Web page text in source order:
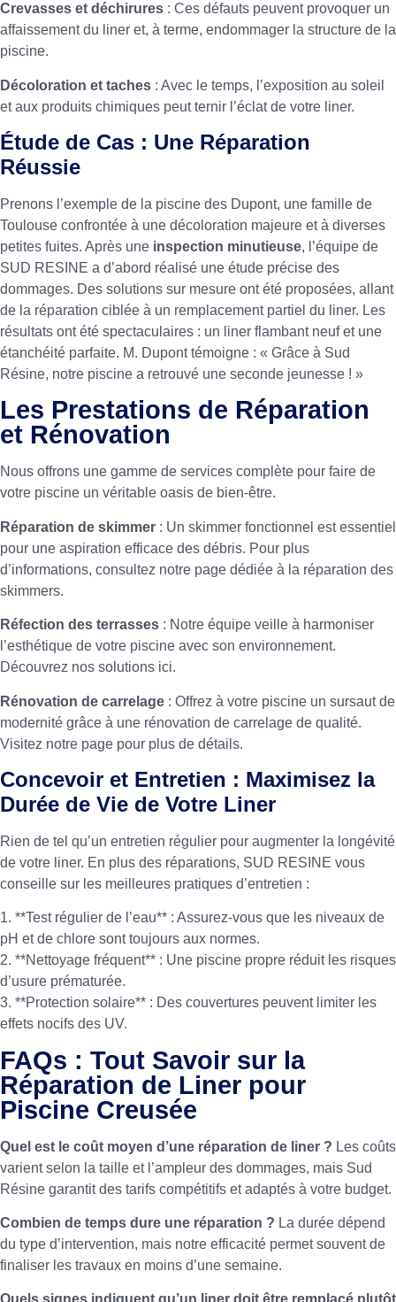
Crevasses et déchirures : Ces défauts peuvent provoquer un
affaissement du liner et, à terme, endommager la structure de la
piscine.
Décoloration et taches : Avec le temps, l’exposition au soleil
et aux produits chimiques peut ternir l’éclat de votre liner.
Étude de Cas : Une Réparation
Réussie
Prenons l’exemple de la piscine des Dupont, une famille de
Toulouse confrontée à une décoloration majeure et à diverses
petites fuites. Après une inspection minutieuse, l’équipe de
SUD RESINE a d’abord réalisé une étude précise des
dommages. Des solutions sur mesure ont été proposées, allant
de la réparation ciblée à un remplacement partiel du liner. Les
résultats ont été spectaculaires : un liner flambant neuf et une
étanchéité parfaite. M. Dupont témoigne : « Grâce à Sud
Résine, notre piscine a retrouvé une seconde jeunesse ! »
Les Prestations de Réparation
et Rénovation
Nous offrons une gamme de services complète pour faire de
votre piscine un véritable oasis de bien-être.
Réparation de skimmer : Un skimmer fonctionnel est essentiel
pour une aspiration efficace des débris. Pour plus
d’informations, consultez notre page dédiée à la réparation des
skimmers.
Réfection des terrasses : Notre équipe veille à harmoniser
l’esthétique de votre piscine avec son environnement.
Découvrez nos solutions ici.
Rénovation de carrelage : Offrez à votre piscine un sursaut de
modernité grâce à une rénovation de carrelage de qualité.
Visitez notre page pour plus de détails.
Concevoir et Entretien : Maximisez la
Durée de Vie de Votre Liner
Rien de tel qu’un entretien régulier pour augmenter la longévité
de votre liner. En plus des réparations, SUD RESINE vous
conseille sur les meilleures pratiques d’entretien :
1. **Test régulier de l’eau** : Assurez-vous que les niveaux de
pH et de chlore sont toujours aux normes.
2. **Nettoyage fréquent** : Une piscine propre réduit les risques
d’usure prématurée.
3. **Protection solaire** : Des couvertures peuvent limiter les
effets nocifs des UV.
FAQs : Tout Savoir sur la
Réparation de Liner pour
Piscine Creusée
Quel est le coût moyen d’une réparation de liner ? Les coûts
varient selon la taille et l’ampleur des dommages, mais Sud
Résine garantit des tarifs compétitifs et adaptés à votre budget.
Combien de temps dure une réparation ? La durée dépend
du type d’intervention, mais notre efficacité permet souvent de
finaliser les travaux en moins d’une semaine.